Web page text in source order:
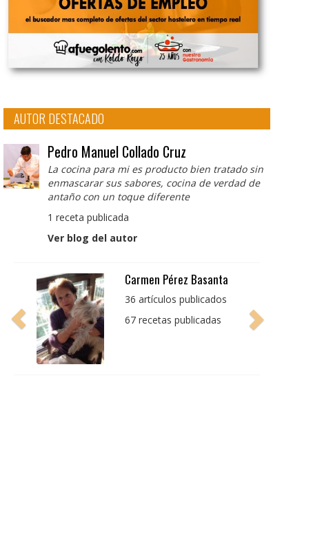
AUTOR DESTACADO
Pedro Manuel Collado Cruz
La cocina para mi es producto bien tratado sin
enmascarar sus sabores, cocina de verdad de
antaño con un toque diferente
1 receta publicada
Ver blog del autor
Pedro Manuel Collado
Cruz
producto bien tratado